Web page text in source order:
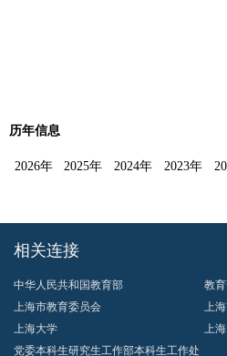
历年信息
2026年 2025年 2024年 2023年
相关连接
中华人民共和国教育部
教
上海市教育委员会
上
上海大学
上
党委本科生研究生工作部本科生工作处